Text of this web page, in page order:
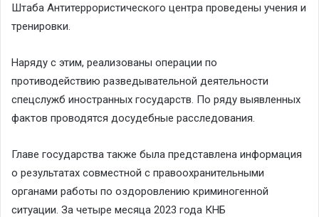
Штаба Антитеррористического центра проведены учения и
тренировки.
Наряду с этим, реализованы операции по
противодействию разведывательной деятельности
спецслужб иностранных государств. По ряду выявленных
фактов проводятся досудебные расследования.
Главе государства также была представлена информация
о результатах совместной с правоохранительными
органами работы по оздоровлению криминогенной
ситуации. За четыре месяца 2023 года КНБ